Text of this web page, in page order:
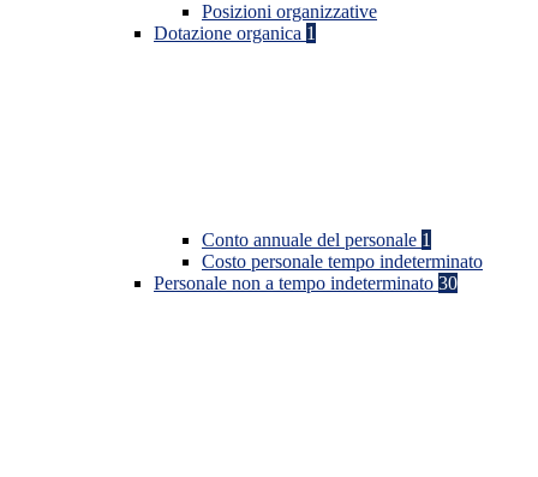
Posizioni organizzative
Dotazione organica 1
Conto annuale del personale 1
Costo personale tempo indeterminato
Personale non a tempo indeterminato 30